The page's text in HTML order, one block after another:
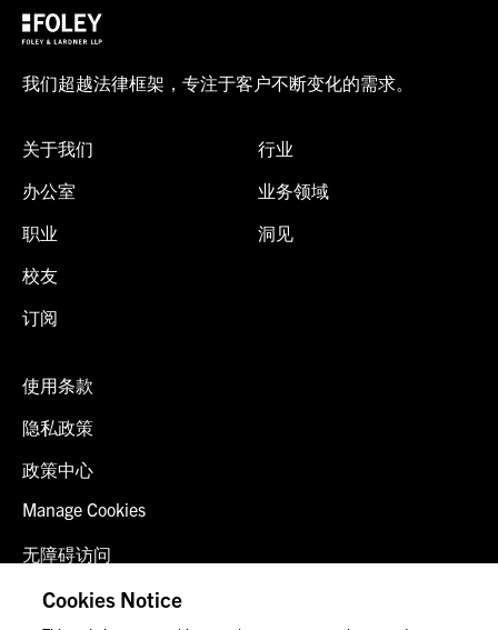
我们超越法律框架，专注于客户不断变化的需求。
关于我们
办公室
职业
校友
订阅
行业
业务领域
洞见
使用条款
隐私政策
政策中心
Manage Cookies
无障碍访问
客户登录
Cookies Notice